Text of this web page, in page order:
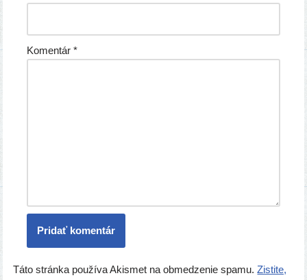
Komentár*
Táto stránka používa Akismet na obmedzenie spamu.Zistite,